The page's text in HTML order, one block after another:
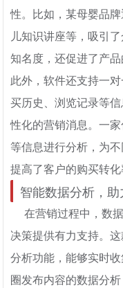
性。比如，某母婴品
儿知识讲座等，吸引
知名度，还促进了产品
此外，软件还支持一
买历史、浏览记录等
性化的营销消息。一
等信息进行分析，为
提高了客户的购买转化
智能数据分析，
在营销过程中，数据
决策提供有力支持。
分析功能，能够实时
圈发布内容的数据分